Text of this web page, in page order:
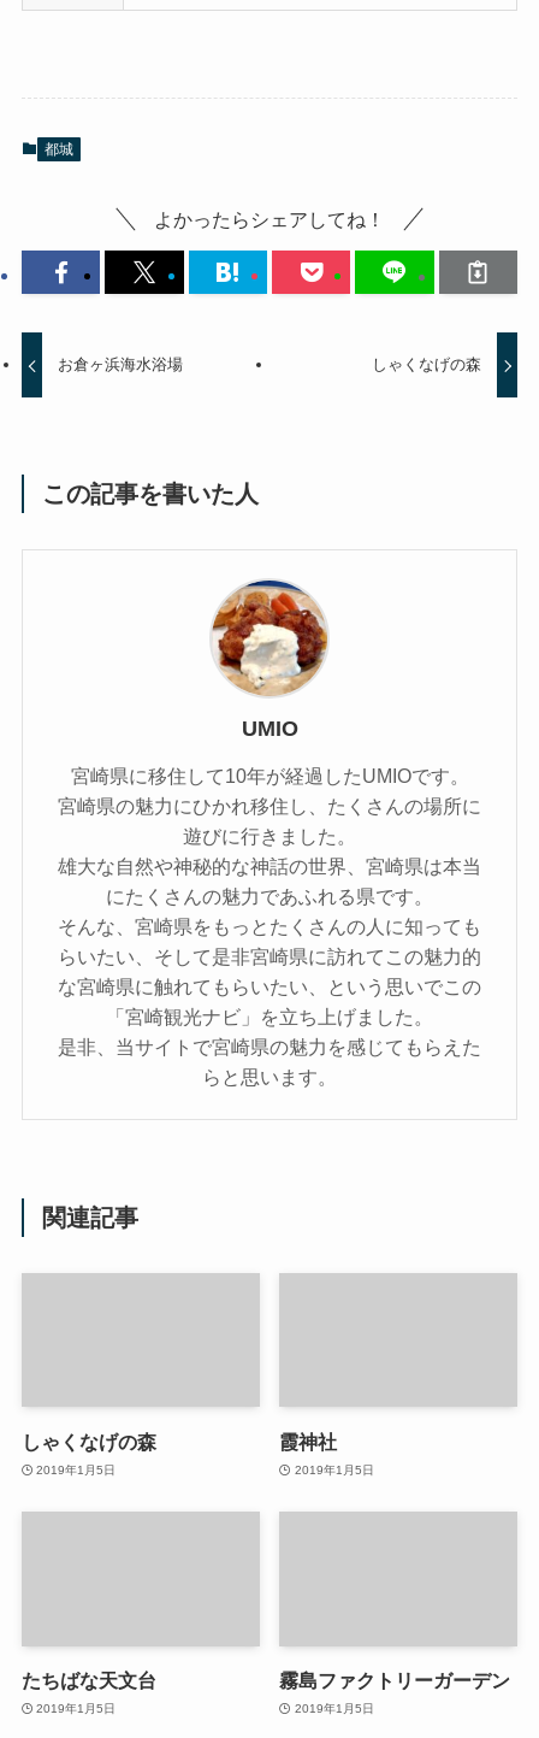
都城
よかったらシェアしてね！
お倉ヶ浜海水浴場 しゃくなげの森
この記事を書いた人
UMIO
宮崎県に移住して10年が経過したUMIOです。
宮崎県の魅力にひかれ移住し、たくさんの場所に
遊びに行きました。
雄大な自然や神秘的な神話の世界、宮崎県は本当
にたくさんの魅力であふれる県です。
そんな、宮崎県をもっとたくさんの人に知っても
らいたい、そして是非宮崎県に訪れてこの魅力的
な宮崎県に触れてもらいたい、という思いでこの
「宮崎観光ナビ」を立ち上げました。
是非、当サイトで宮崎県の魅力を感じてもらえた
らと思います。
関連記事
しゃくなげの森
2019年1月5日
霞神社
2019年1月5日
たちばな天文台
2019年1月5日
霧島ファクトリーガーデン
2019年1月5日